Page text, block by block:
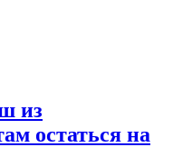
из
остаться на